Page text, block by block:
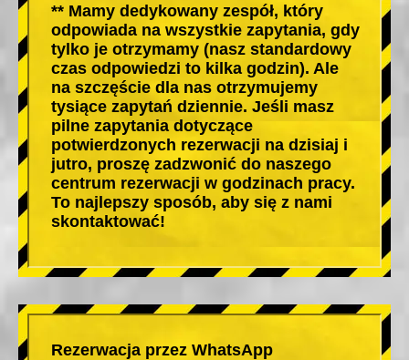
** Mamy dedykowany zespół, który
odpowiada na wszystkie zapytania, gdy
tylko je otrzymamy (nasz standardowy
czas odpowiedzi to kilka godzin). Ale
na szczęście dla nas otrzymujemy
tysiące zapytań dziennie. Jeśli masz
pilne zapytania dotyczące
potwierdzonych rezerwacji na dzisiaj i
jutro, proszę zadzwonić do naszego
centrum rezerwacji w godzinach pracy.
To najlepszy sposób, aby się z nami
skontaktować!
Rezerwacja przez WhatsApp